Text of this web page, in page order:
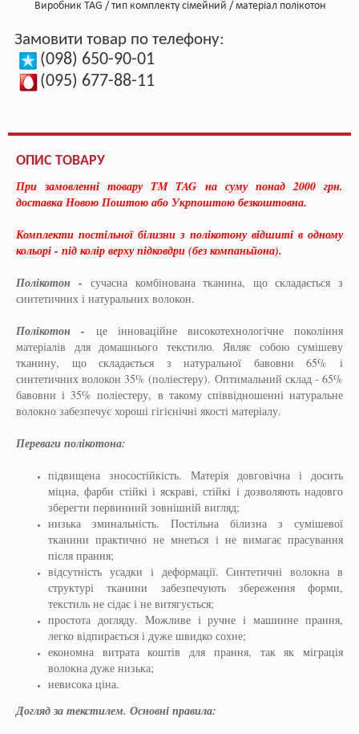
Виробник TAG тип комплекту сімейний матеріал полікотон
Замовити товар по телефону:
(098) 650-90-01
(095) 677-88-11
ОПИС ТОВАРУ
При замовленні товару TM TAG на суму понад 2000 грн.
доставка Новою Поштою або Укрпоштою безкоштовна.
Комплекти постільної білизни з полікотону відшиті в одному
кольорі - під колір верху підковдри (без компаньйона).
Полікотон - сучасна комбінована тканина, що складається з
синтетичних і натуральних волокон.
Полікотон - це інноваційне високотехнологічне покоління
матеріалів для домашнього текстилю. Являє собою сумішеву
тканину, що складається з натуральної бавовни 65% і
синтетичних волокон 35% (поліестеру). Оптимальний склад - 65%
бавовни і 35% поліестеру, в такому співвідношенні натуральне
волокно забезпечує хороші гігієнічні якості матеріалу.
Переваги полікотона:
підвищена зносостійкість. Матерія довговічна і досить
міцна, фарби стійкі і яскраві, стійкі і дозволяють надовго
зберегти первинний зовнішній вигляд;
низька зминальність. Постільна білизна з сумішевої
тканини практично не мнеться і не вимагає прасування
після прання;
відсутність усадки і деформації. Синтетичні волокна в
структурі тканини забезпечують збереження форми,
текстиль не сідає і не витягується;
простота догляду. Можливе і ручне і машинне прання,
легко відпирається і дуже швидко сохне;
економна витрата коштів для прання, так як міграція
волокна дуже низька;
невисока ціна.
Догляд за текстилем. Основні правила: